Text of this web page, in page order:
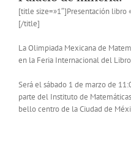
[title size=»1″]Presentación libro
[/title]
La Olimpiada Mexicana de
en la Feria Internacional del
Será el sábado 1 de marzo de
parte del Instituto de
bello centro de la Ciudad de